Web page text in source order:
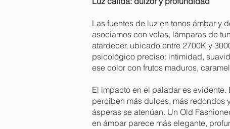
Las fuentes de luz en tonos ámbar y
asociamos con velas, lámparas de
atardecer, ubicado entre 2700K y
psicológico preciso: intimidad,
ese color con frutos maduros,
El impacto en el paladar es
perciben más dulces, más redondos
ásperas se atenúan. Un Old
en ámbar parece más elegante,